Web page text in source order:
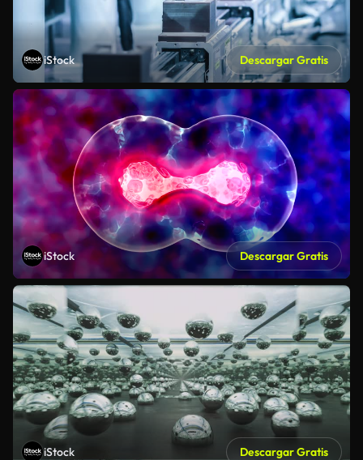
iStock Descargar Gratis
iStock Descargar Gratis
iStock Descargar Gratis